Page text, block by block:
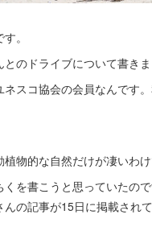
。
のドライブについて書き
スコ協会の会員なんです
物的な自然だけが凄いわ
くを書こうと思っていたの
の記事が15日に掲載されて